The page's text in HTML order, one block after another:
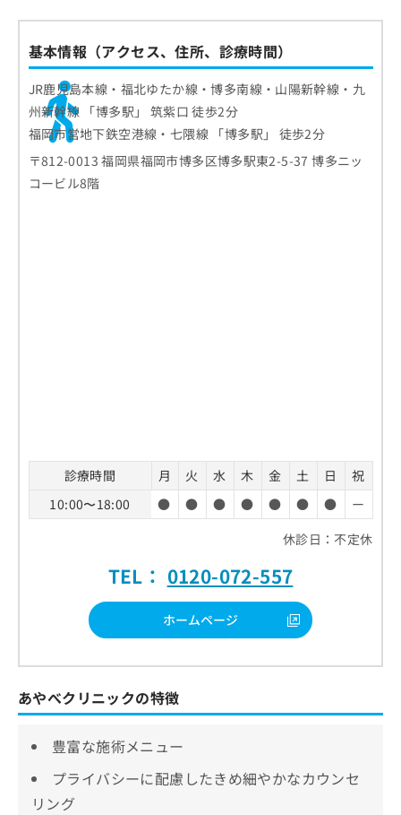
基本情報（アクセス、住所、診療時間）
JR鹿児島本線・福北ゆたか線・博多南線・山陽新幹線・九
州新幹線 「博多駅」 筑紫口 徒歩2分
福岡市営地下鉄空港線・七隈線 「博多駅」 徒歩2分
〒812-0013 福岡県福岡市博多区博多駅東2-5-37 博多ニッ
コービル8階
診療時間 月 火 水 木 金 土 日
祝
10:00〜18:00
● ● ● ● ● ● ●
ー
休診日：不定休
TEL： 0120-072-557
ホームページ
あやべクリニックの特徴
豊富な施術メニュー
プライバシーに配慮したきめ細やかなカウンセ
リング